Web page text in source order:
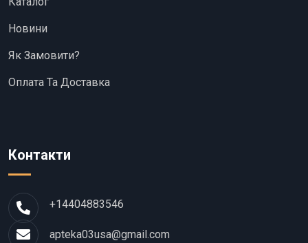
Новини
Як Замовити?
Оплата Та Доставка
Контакти
+14404883546
apteka03usa@gmail.com